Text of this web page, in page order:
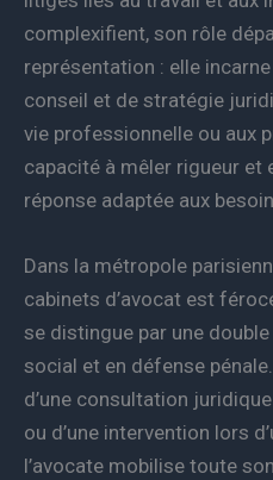
complexifient, son rôle
représentation : elle
conseil et de stratégie
vie professionnelle ou aux
capacité à mêler rigueur et
réponse adaptée aux
Dans la métropole
cabinets d’avocat est
se distingue par une
social et en défense
d’une consultation
ou d’une intervention lors
l’avocate mobilise toute